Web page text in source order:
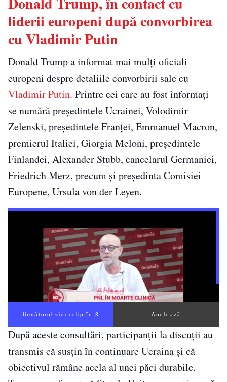
liderii europeni după convorbirea
cu Vladimir Putin
Donald Trump a informat mai mulți oficiali
europeni despre detaliile convorbirii sale cu
Vladimir Putin. Printre cei care au fost informați
se numără președintele Ucrainei, Volodimir
Zelenski, președintele Franței, Emmanuel Macron,
premierul Italiei, Giorgia Meloni, președintele
Finlandei, Alexander Stubb, cancelarul Germaniei,
Friedrich Merz, precum și președinta Comisiei
Europene, Ursula von der Leyen.
Următorul videoclip în 3 Anulează
După aceste consultări, participanții la discuții au
transmis că susțin în continuare Ucraina și că
obiectivul rămâne acela al unei păci durabile.